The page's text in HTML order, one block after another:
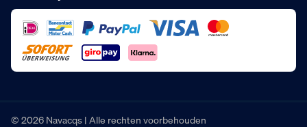
© 2026 Navacqs | Alle rechten voorbehouden